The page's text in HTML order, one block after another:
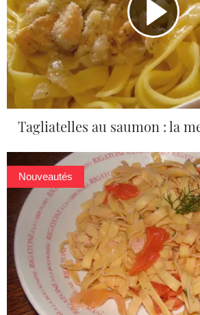
Tagliatelles au saumon : la
Nouveautés